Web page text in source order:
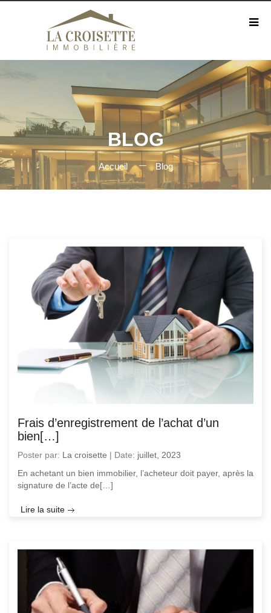
BLOG
Accueil Blog
Frais d’enregistrement de l’achat d’un
bien[…]
Poster par: La croisette | Date: juillet, 2023
En achetant un bien immobilier, l’acheteur doit payer, après la
signature de l’acte de[…]
Lire la suite